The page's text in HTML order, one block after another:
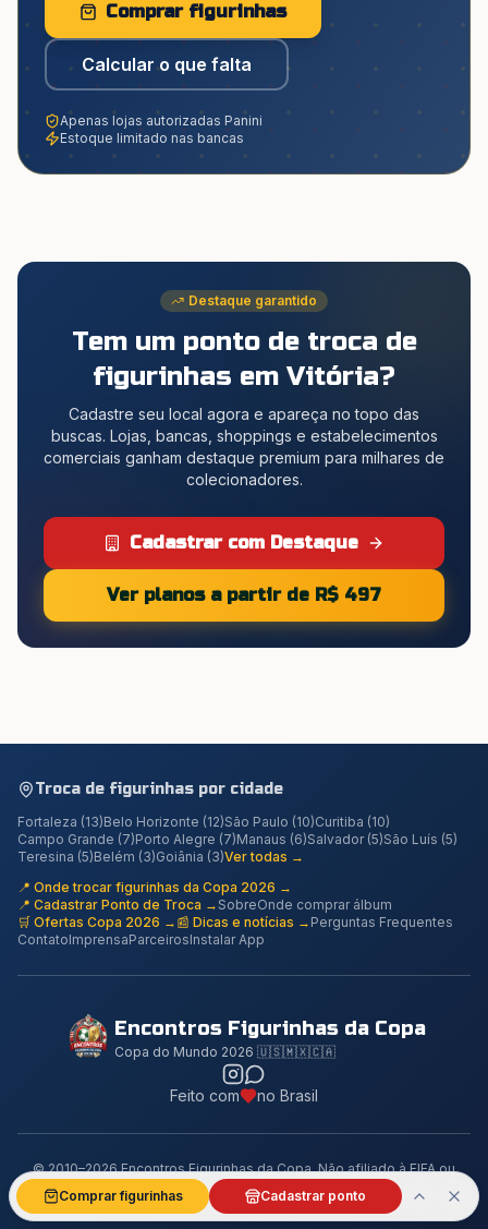
Comprar figurinhas
Calcular o que falta
Apenas lojas autorizadas Panini
Estoque limitado nas bancas
Destaque garantido
Tem um ponto de troca de
figurinhas em Vitória?
Cadastre seu local agora e apareça no topo das
buscas. Lojas, bancas, shoppings e estabelecimentos
comerciais ganham destaque premium para milhares de
colecionadores.
Cadastrar com Destaque
Ver planos a partir de R$ 497
Troca de figurinhas por cidade
Fortaleza (13)Belo Horizonte (12)São Paulo (10)Curitiba (10)
Campo Grande (7)Porto Alegre (7)Manaus (6)Salvador(5)São Luís (5)
Teresina (5)Belém (3)Goiânia (3)Ver todas →
📍 Onde trocar figurinhas da Copa 2026 →
📍 Cadastrar Ponto de Troca → SobreOnde comprar álbum
🛒 Ofertas Copa 2026 → 📰 Dicas e notícias → Perguntas Frequentes
ContatoImprensaParceirosInstalar App
Encontros Figurinhas da Copa
Copa do Mundo 2026 🇺🇸🇲🇽🇨🇦
Feito com no Brasil
© 2010–2026 Encontros Figurinhas da Copa. Não afiliado à FIFA ou
Panini.
Comprar figurinhas Cadastrar ponto